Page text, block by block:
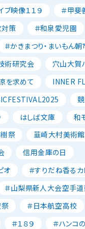
ブ映像１１９
＃甲斐
策
＃和泉愛児園
＃かきまつり・まいもん朝
術研究会
穴山大賀
を求めて
INNER
はしば文庫
和
祭
韮崎大村美術館
信用金庫の日
オ
＃すりだね香る
＃山梨県新人大会空手
祭
＃日本航空高校
＃１８９
＃ハンコ